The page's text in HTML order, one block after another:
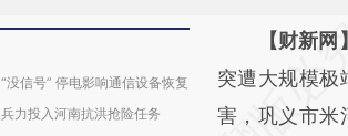
没信号” 停电影响通信设备恢复
力投入河南抗洪抢险任务
请务必在总
AI基
[https://
【财新网
突遭大规模极
害，巩义市米